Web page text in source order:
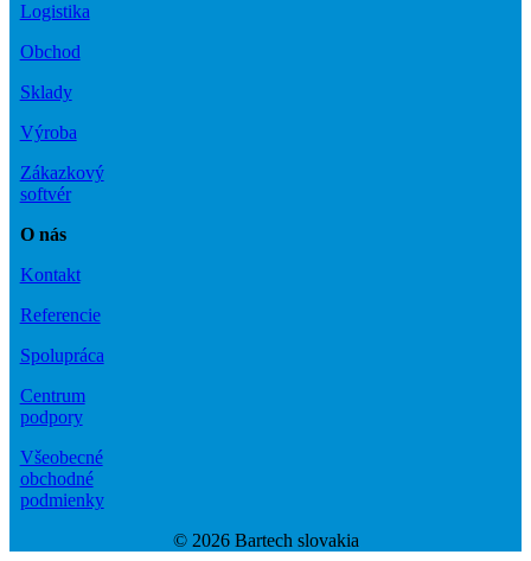
Logistika
Obchod
Sklady
Výroba
Zákazkový
softvér
O nás
Kontakt
Referencie
Spolupráca
Centrum
podpory
Všeobecné
obchodné
podmienky
© 2026 Bartech slovakia